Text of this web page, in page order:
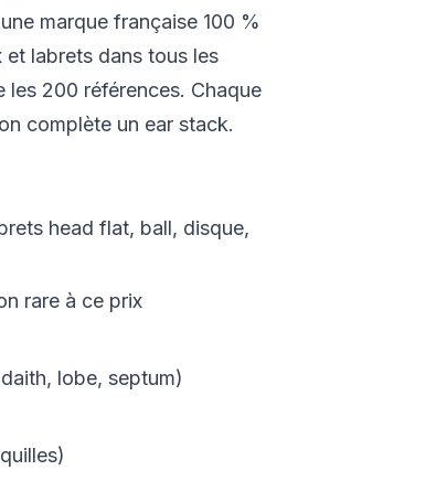
marque française 100 %
labrets dans tous les
les 200 références. Chaque
complète un ear stack.
head flat, ball, disque,
rare à ce prix
lobe, septum)